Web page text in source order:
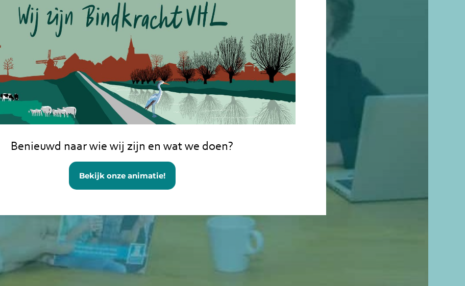
Benieuwd naar wie wij zijn en wat we doen?
Bekijk onze animatie!